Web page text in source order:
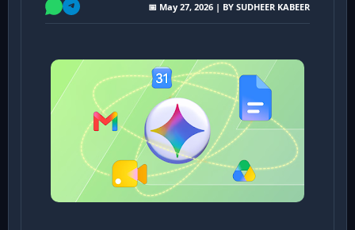
📅 May 27, 2026 | BY SUDHEER KABEER